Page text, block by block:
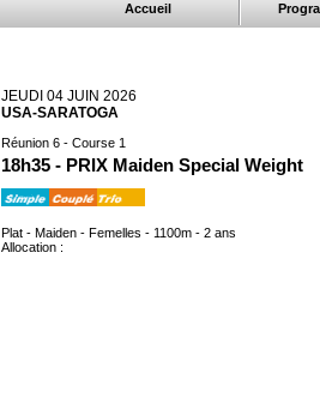
Accueil
JEUDI 04 JUIN 2026
USA-SARATOGA
Réunion 6 - Course 1
18h35 - PRIX Maiden Special Weight
Plat - Maiden - Femelles - 1100m - 2 ans
Allocation :